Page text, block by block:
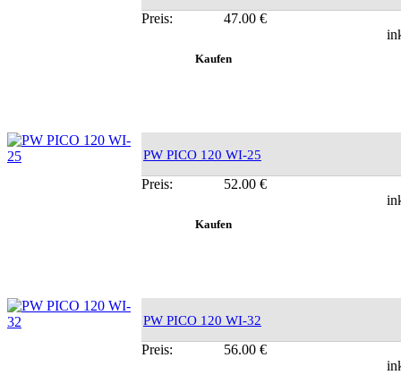
Preis:
47.00 €
PW PICO 120 WI-25
Preis:
52.00 €
PW PICO 120 WI-32
Preis:
56.00 €